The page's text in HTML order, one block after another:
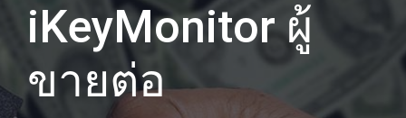
iKeyMonitor ผู้
ขายต่อ